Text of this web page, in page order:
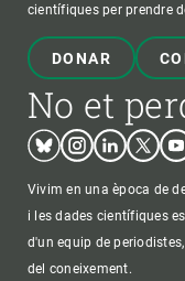
científiques per prendre
DONAR
No et
BlueskyInstagram
LinkedinTwitter
Vivim en una època de
i les dades científiques
d'un equip de
del coneixement.